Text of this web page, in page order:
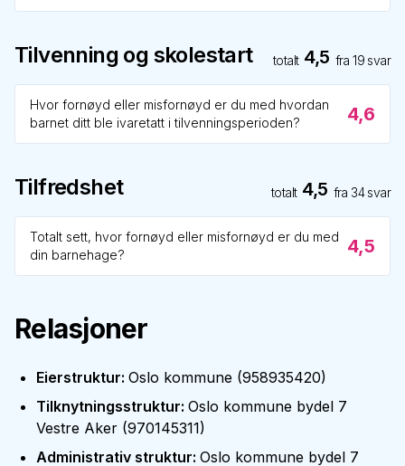
Tilvenning og skolestart totalt 4,5 fra19 svar
Hvor fornøyd eller misfornøyd er du med hvordan
barnet ditt ble ivaretatt i tilvenningsperioden?
4,6
Tilfredshet totalt 4,5 fra 34svar
Totalt sett, hvor fornøyd eller misfornøyd er du med
din barnehage?
4,5
Relasjoner
Eierstruktur: Oslo kommune (958935420)
Tilknytningsstruktur: Oslo kommune bydel 7
Vestre Aker (970145311)
Administrativ struktur: Oslo kommune bydel 7